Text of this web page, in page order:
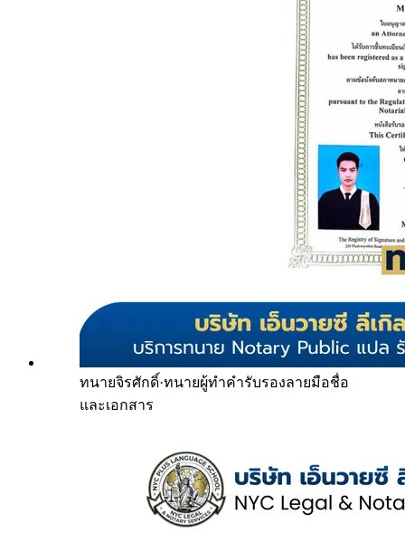
ทนายจิรศักดิ์·ทนายผู้ทำคำรับรองลายมือชื่อ
และเอกสาร